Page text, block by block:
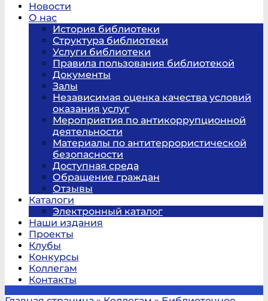
Новости
О нас
История библиотеки
Структура библиотеки
Услуги библиотеки
Правила пользования библиотекой
Документы
Залы
Независимая оценка качества условий
оказания услуг
Мероприятия по антикоррупционной
деятельности
Материалы по антитеррористической
безопасности
Доступная среда
Обращение граждан
Отзывы
Каталоги
Электронный каталог
Наши издания
Проекты
Клубы
Конкурсы
Коллегам
Контакты